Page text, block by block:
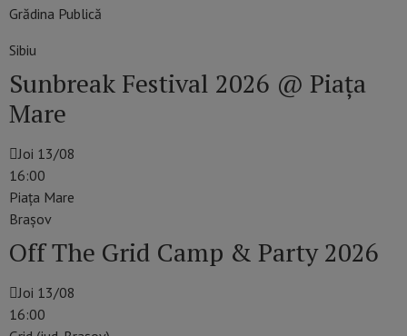
Grădina Publică
Sibiu
Sunbreak Festival 2026 @ Piața
Mare
Joi 13/08
16:00
Piaţa Mare
Braşov
Off The Grid Camp & Party 2026
Joi 13/08
16:00